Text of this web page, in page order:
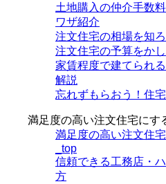
土地購入の仲介手数
ワザ紹介
注文住宅の相場を知ろ
注文住宅の予算をか
家賃程度で建てられ
解説
忘れずもらおう！住
満足度の高い注文住宅にす
満足度の高い注文住
_top
信頼できる工務店・
方